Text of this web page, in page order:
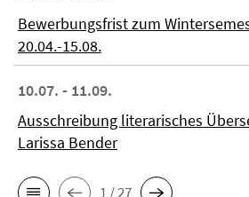
Bewerbungsfrist zum
20.04.-15.08.
10.07. - 11.09.
Ausschreibung literarisches
Larissa Bender
1 / 27